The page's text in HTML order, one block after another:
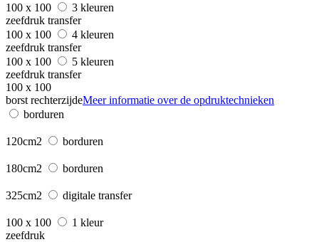
100 x 100
3 kleuren
zeefdruk transfer
100 x 100
4 kleuren
zeefdruk transfer
100 x 100
5 kleuren
zeefdruk transfer
100 x 100
borst rechterzijdeMeer informatie over de opdruktechnieken
borduren
120cm2 borduren
180cm2 borduren
325cm2 digitale transfer
100 x 100
1 kleur
zeefdruk